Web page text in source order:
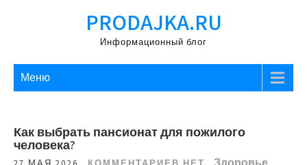
PRODAJKA.RU
Информационный блог
Меню
Как выбрать пансионат для пожилого
человека?